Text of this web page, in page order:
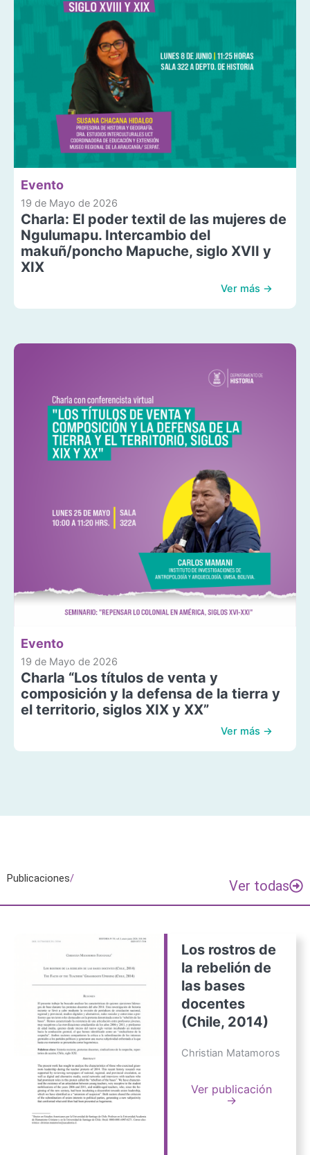
Evento
19 de Mayo de 2026
Charla: El poder textil de las mujeres de
Ngulumapu. Intercambio del
makuñ/poncho Mapuche, siglo XVII y
XIX
Ver más →
Evento
19 de Mayo de 2026
Charla “Los títulos de venta y
composición y la defensa de la tierra y
el territorio, siglos XIX y XX”
Ver más →
Publicaciones/ Ver todas
Los rostros de
la rebelión de
las bases
docentes
(Chile, 2014)
Christian Matamoros
Ver publicación
→